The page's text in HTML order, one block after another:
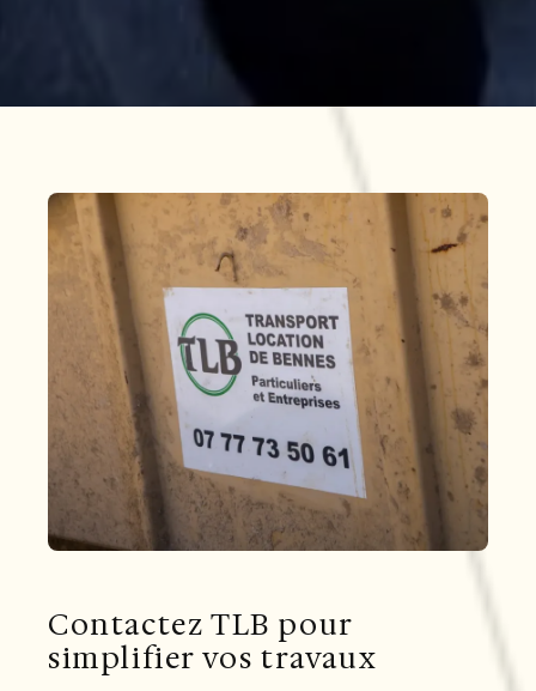
Contactez TLB pour
simplifier vos travaux